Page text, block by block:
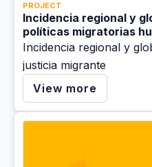
PROJECT
Incidencia regional y
políticas migratorias
Incidencia regional y
justicia migrante
View more